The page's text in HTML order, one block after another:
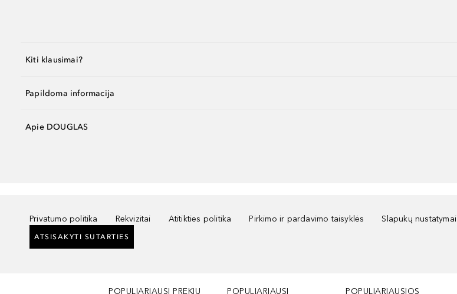
Kiti klausimai?
Papildoma informacija
Apie DOUGLAS
Privatumo politika Rekvizitai Atitikties politika Pirkimo ir pardavimo taisyklės Slapukų nustatymai
ATSISAKYTI SUTARTIES
POPULIARIAUSI PREKIŲ
POPULIARIAUSI
POPULIARIAUSIOS